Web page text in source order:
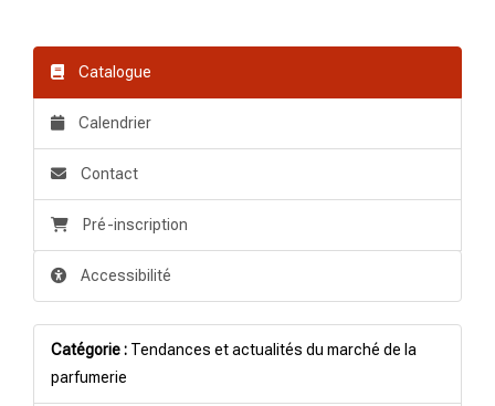
Catalogue
Calendrier
Contact
Pré-inscription
Accessibilité
Catégorie : Tendances et actualités du marché de la
parfumerie